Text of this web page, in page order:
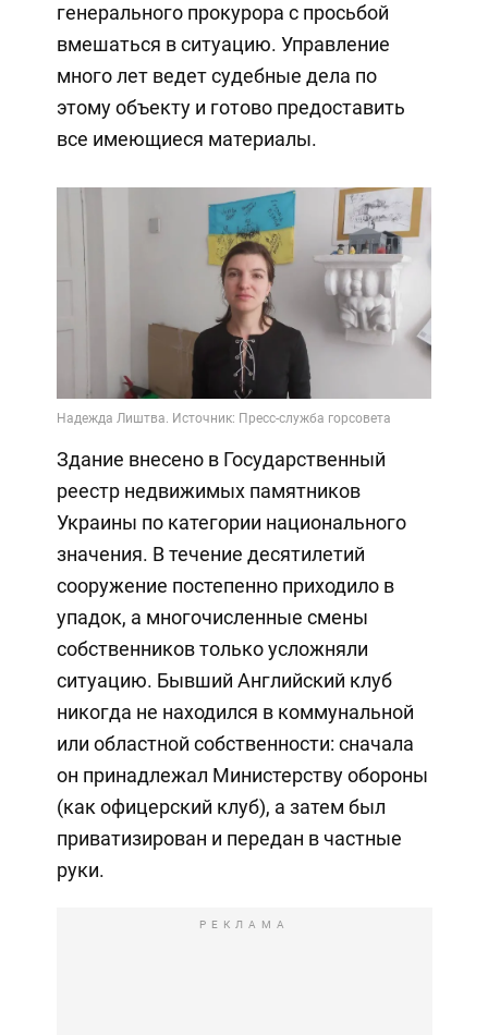
генерального прокурора с просьбой
вмешаться в ситуацию. Управление
много лет ведет судебные дела по
этому объекту и готово предоставить
все имеющиеся материалы.
Здание внесено в Государственный
реестр недвижимых памятников
Украины по категории национального
значения. В течение десятилетий
сооружение постепенно приходило в
упадок, а многочисленные смены
собственников только усложняли
ситуацию. Бывший Английский клуб
никогда не находился в коммунальной
или областной собственности: сначала
он принадлежал Министерству обороны
(как офицерский клуб), а затем был
приватизирован и передан в частные
руки.
РЕКЛАМА